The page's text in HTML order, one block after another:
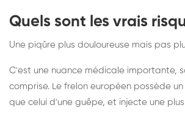
Quels sont les vrais
Une piqûre plus douloureuse mais pas
C'est une nuance médicale importante,
comprise. Le frelon européen possède
que celui d'une guêpe, et injecte une